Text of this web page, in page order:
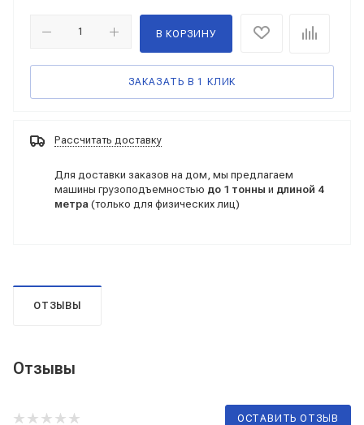
В КОРЗИНУ
ЗАКАЗАТЬ В 1 КЛИК
Рассчитать доставку
Для доставки заказов на дом, мы предлагаем
машины грузоподъемностью до 1 тонны и длиной 4
метра (только для физических лиц)
ОТЗЫВЫ
Отзывы
ОСТАВИТЬ ОТЗЫВ